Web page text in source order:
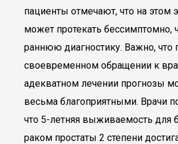
пациенты отмечают, что на этом
может протекать бессимптомно,
раннюю диагностику. Важно, что
своевременном обращении к
адекватном лечении прогнозы
весьма благоприятными. Врачи
что 5-летняя выживаемость для
раком простаты 2 степени